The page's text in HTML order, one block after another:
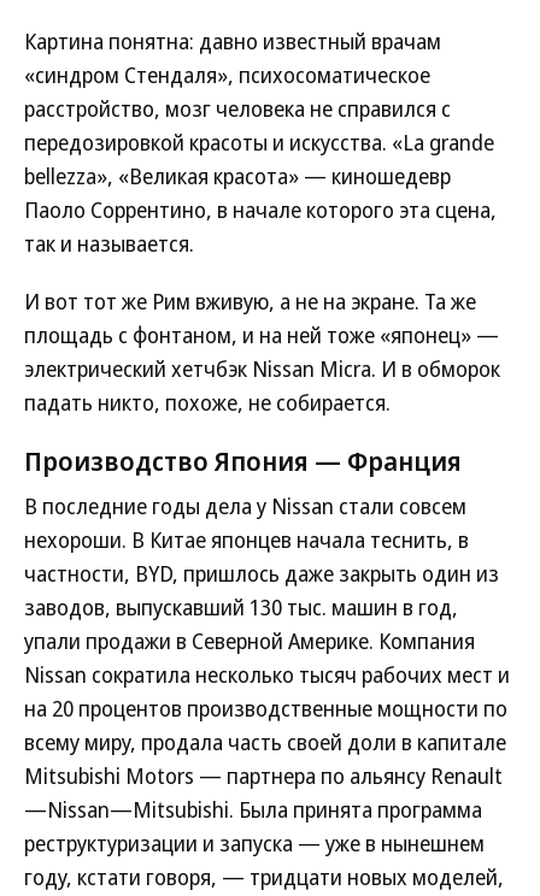
Картина понятна: давно известный врачам
«синдром Стендаля», психосоматическое
расстройство, мозг человека не справился с
передозировкой красоты и искусства. «La grande
bellezza», «Великая красота» — киношедевр
Паоло Соррентино, в начале которого эта сцена,
так и называется.
И вот тот же Рим вживую, а не на экране. Та же
площадь с фонтаном, и на ней тоже «японец» —
электрический хетчбэк Nissan Micra. И в обморок
падать никто, похоже, не собирается.
Производство Япония — Франция
В последние годы дела у Nissan стали совсем
нехороши. В Китае японцев начала теснить, в
частности, BYD, пришлось даже закрыть один из
заводов, выпускавший 130 тыс. машин в год,
упали продажи в Северной Америке. Компания
Nissan сократила несколько тысяч рабочих мест и
на 20 процентов производственные мощности по
всему миру, продала часть своей доли в капитале
Mitsubishi Motors — партнера по альянсу Renault
—Nissan—Mitsubishi. Была принята программа
реструктуризации и запуска — уже в нынешнем
году, кстати говоря, — тридцати новых моделей,